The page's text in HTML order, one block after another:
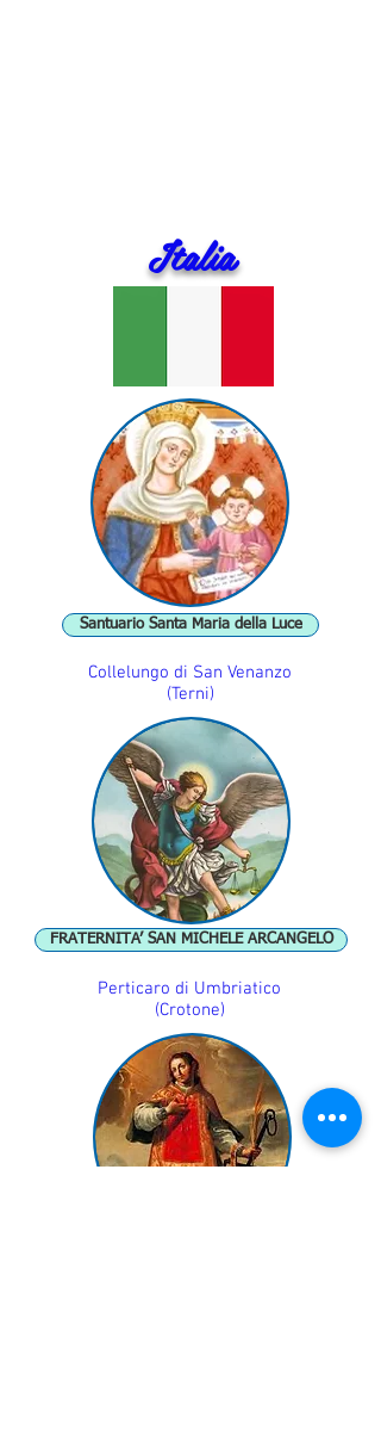
Italia
Santuario Santa Maria della Luce
Collelungo di San Venanzo
(Terni)
FRATERNITA’ SAN MICHELE ARCANGELO
Perticaro di Umbriatico
(Crotone)